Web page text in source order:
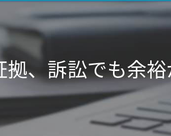
、訴訟でも余